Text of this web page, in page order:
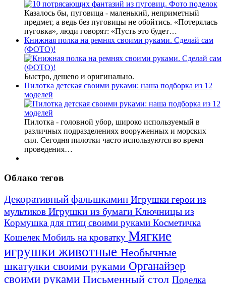
Казалось бы, пуговица - маленький, неприметный
предмет, а ведь без пуговицы не обойтись. «Потерялась
пуговка», люди говорят: «Пусть это будет…
Книжная полка на ремнях своими руками. Сделай сам
(ФОТО)!
Быстро, дешево и оригинально.
Пилотка детская своими руками: наша подборка из 12
моделей
Пилотка - головной убор, широко используемый в
различных подразделениях вооруженных и морских
сил. Сегодня пилотки часто используются во время
проведения…
Облако тегов
Декоративный фальшкамин Игрушки герои из
мультиков Игрушки из бумаги Ключницы из
Кормушка для птиц своими руками Косметичка
Кошелек Мобиль на кроватку Мягкие
игрушки животные Необычные
шкатулки своими руками Органайзер
своими руками Письменный стол Поделка